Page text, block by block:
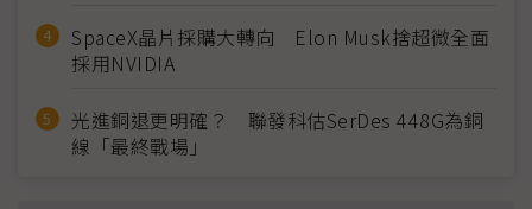
SpaceX晶片採購大轉向 Elon Musk捨超微全面
採用NVIDIA
光進銅退更明確？ 聯發科估SerDes 448G為銅
線「最終戰場」